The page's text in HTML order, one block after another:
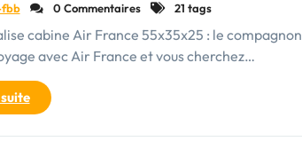
0 Commentaires 21 tags
cabine Air France 55x35x25 : le compagnon
avec Air France et vous cherchez…
"Valise
cabine
Air